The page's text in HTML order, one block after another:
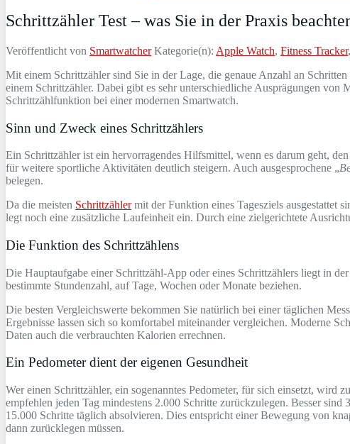
Schrittzähler Test – was Sie in der Praxis
Veröffentlicht von Smartwatcher Kategorie(n): Apple Watch, Fitness Tracker,
Mit einem Schrittzähler sind Sie in der Lage, die genaue Anzahl an
einem Schrittzähler. Dabei gibt es sehr unterschiedliche Ausprägungen von
Schrittzählfunktion bei einer modernen Smartwatch.
Sinn und Zweck eines Schrittzählers
Ein Schrittzähler ist ein hervorragendes Hilfsmittel, wenn es darum geht,
für weitere sportliche Aktivitäten deutlich steigern. Auch ausgesprochene „
belegen.
Da die meisten Schrittzählermit der Funktion eines Tagesziels ausgestattet
legt noch eine zusätzliche Laufeinheit ein. Durch eine zielgerichtete
Die Funktion des Schrittzählens
Die Hauptaufgabe einer Schrittzähl-App oder eines Schrittzählers liegt in
bestimmte Stundenzahl, auf Tage, Wochen oder Monate beziehen.
Die besten Vergleichswerte bekommen Sie natürlich bei einer täglichen
Ergebnisse lassen sich so komfortabel miteinander vergleichen. Moderne
Daten auch die verbrauchten Kalorien errechnen.
Ein Pedometer dient der eigenen Gesundheit
Wer einen Schrittzähler, ein sogenanntes Pedometer, für sich einsetzt,
empfehlen jeden Tag mindestens 2.000 Schritte zurückzulegen. Besser
15.000 Schritte täglich absolvieren. Dies entspricht einer Bewegung von
dann zurücklegen müssen.